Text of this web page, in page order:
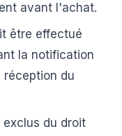
avant l'achat.
être effectué
la notification
réception du
du droit